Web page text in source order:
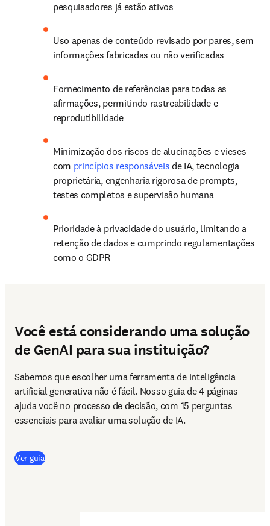
pesquisadores já estão ativos
Uso apenas de conteúdo revisado por pares, sem
informações fabricadas ou não verificadas
Fornecimento de referências para todas as
afirmações, permitindo rastreabilidade e
reprodutibilidade
Minimização dos riscos de alucinações e vieses
com princípios responsáveis de IA, tecnologia
proprietária, engenharia rigorosa de prompts,
testes completos e supervisão humana
Prioridade à privacidade do usuário, limitando a
retenção de dados e cumprindo regulamentações
como o GDPR
Você está considerando uma solução
de GenAI para sua instituição?
Sabemos que escolher uma ferramenta de inteligência
artificial generativa não é fácil. Nosso guia de 4 páginas
ajuda você no processo de decisão, com 15 perguntas
essenciais para avaliar uma solução de IA.
Ver guia